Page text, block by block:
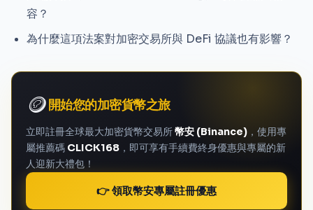
容？
為什麼這項法案對加密交易所與 DeFi 協議也有影響？
🪙開始您的加密貨幣之旅
立即註冊全球最大加密貨幣交易所幣安 (Binance) ，使用專
屬推薦碼 CLICK168 ，即可享有手續費終身優惠與專屬的新
人迎新大禮包！
👉 領取幣安專屬註冊優惠